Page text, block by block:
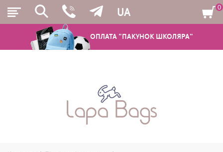
ОПЛАТА "ПАКУНОК ШКОЛЯРА"
UA
ШКІЛЬНІ РЮКЗАКИ ТА РАНЦІ
0